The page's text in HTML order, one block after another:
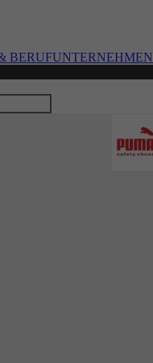
BERUFUNTERNEHMEN